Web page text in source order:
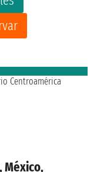
México,